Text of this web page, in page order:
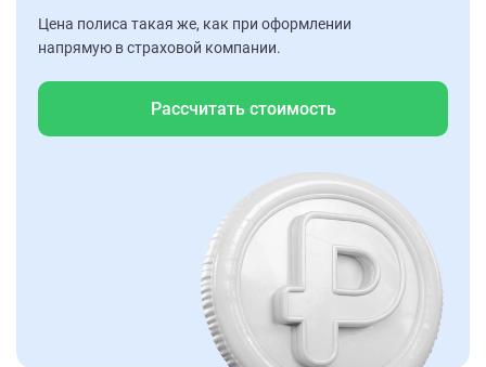
Цена полиса такая же, как при оформлении
напрямую в страховой компании.
Рассчитать стоимость